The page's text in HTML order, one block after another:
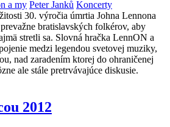
a my Peter Janků Koncerty
30. výročia úmrtia Johna Lennona
bratislavských folkérov, aby
stretli sa. Slovná hračka LennON a
medzi legendou svetovej muziky,
nad zaradením ktorej do ohraničenej
ale stále pretrvávajúce diskusie.
2012